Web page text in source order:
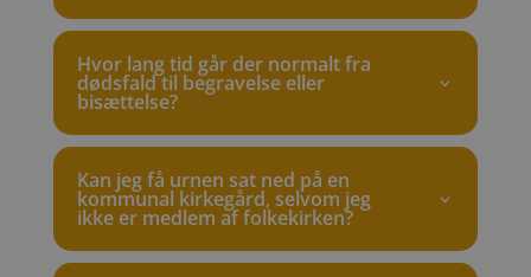
Hvor lang tid går der normalt fra
dødsfald til begravelse eller
bisættelse?
Kan jeg få urnen sat ned på en
kommunal kirkegård, selvom jeg
ikke er medlem af folkekirken?